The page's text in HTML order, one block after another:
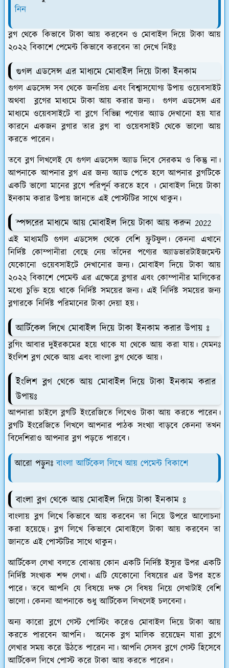
নিন
ব্লগ থেকে কিভাবে টাকা আয় করবেন ও মোবাইল দিয়ে টাকা আয়
২০২২ বিকাশে পেমেন্ট কিভাবে করবেন তা দেখে নিইঃ
গুগল এডসেন্স এর মাধ্যমে মোবাইল দিয়ে টাকা ইনকাম
গুগল এডসেন্স সব থেকে জনপ্রিয় এবং বিশ্বাসযোগ্য উপায় ওয়েবসাইট
অথবা ব্লগের মাধ্যমে টাকা আয় করার জন্য। গুগল এডসেন্স এর
মাধ্যমে ওয়েবসাইটে বা ব্লগে বিভিন্ন পণ্যের অ্যাড দেখানো হয় যার
কারনে একজন ব্লগার তার ব্লগ বা ওয়েবসাইট থেকে ভালো আয়
করতে পারেন।
তবে ব্লগ লিখলেই যে গুগল এডসেন্স অ্যাড দিবে সেরকম ও কিন্তু না।
আপনাকে আপনার ব্লগ এর জন্য অ্যাড পেতে হলে আপনার ব্লগটিকে
একটি ভালো মানের ব্লগে পরিপূর্ন করতে হবে । মোবাইল দিয়ে টাকা
ইনকাম করার উপায় জানতে এই পোস্টটির সাথে থাকুন।
স্পন্সরের মাধ্যমে আয় মোবাইল দিয়ে টাকা আয় করুন 2022
এই মাধ্যমটি গুগল এডসেন্স থেকে বেশি ফ্রুটফুল। কেননা এখানে
নির্দিষ্ট কোম্পানীরা বেছে নেয় তাঁদের পণ্যের অ্যাডভারটাইজমেন্ট
যেকোনো ওয়েবসাইটে দেখানোর জন্য। মোবাইল দিয়ে টাকা আয়
২০২২ বিকাশে পেমেন্ট এর এক্ষেত্রে ব্লগার এবং কোম্পানীর মালিকের
মধ্যে চুক্তি হয়ে থাকে নির্দিষ্ট সময়ের জন্য। এই নির্দিষ্ট সময়ের জন্য
ব্লগারকে নির্দিষ্ট পরিমানের টাকা দেয়া হয়।
আর্টিকেল লিখে মোবাইল দিয়ে টাকা ইনকাম করার উপায় ঃ
ব্লগিং আবার দুইরকমের হয়ে থাকে যা থেকে আয় করা যায়। যেমনঃ
ইংলিশ ব্লগ থেকে আয় এবং বাংলা ব্লগ থেকে আয়।
ইংলিশ ব্লগ থেকে আয় মোবাইল দিয়ে টাকা ইনকাম করার
উপায়ঃ
আপনারা চাইলে ব্লগটি ইংরেজিতে লিখেও টাকা আয় করতে পারেন।
ব্লগটি ইংরেজিতে লিখলে আপনার পাঠক সংখ্যা বাড়বে কেননা তখন
বিদেশিরাও আপনার ব্লগ পড়তে পারবে।
আরো পড়ুনঃবাংলা আর্টিকেল লিখে আয় পেমেন্ট বিকাশে
বাংলা ব্লগ থেকে আয় মোবাইল দিয়ে টাকা ইনকাম ঃ
বাংলায় ব্লগ লিখে কিভাবে আয় করবেন তা নিয়ে উপরে আলোচনা
করা হয়েছে। ব্লগ লিখে কিভাবে মোবাইলে টাকা আয় করবেন তা
জানতে এই পোস্টটির সাথে থাকুন।
আর্টিকেল লেখা বলতে বোঝায় কোন একটি নির্দিষ্ট ইস্যুর উপর একটি
নির্দিষ্ট সংখ্যক শব্দ লেখা। এটি যেকোনো বিষয়ের এর উপর হতে
পারে। তবে আপনি যে বিষয়ে দক্ষ সে বিষয় নিয়ে লেখাটাই বেশি
ভালো। কেননা আপনাকে শুধু আর্টিকেল লিখলেই চলবেনা।
অন্য কারো ব্লগে গেস্ট পোস্টিং করেও মোবাইল দিয়ে টাকা আয়
করতে পারবেন আপনি। অনেক ব্লগ মালিক রয়েছেন যারা ব্লগে
লেখার সময় করে উঠতে পারেন না। আপনি সেসব ব্লগে গেস্ট হিসেবে
আর্টিকেল লিখে পোস্ট করে টাকা আয় করতে পারেন।